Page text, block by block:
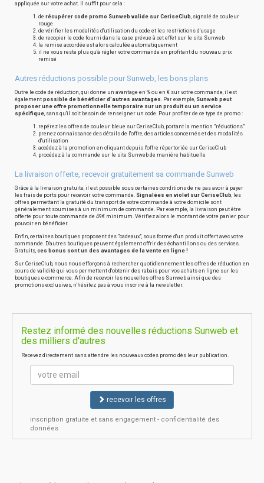
appliquée sur votre achat. Il suffit pour cela :
de récupérer code promo Sunweb valide sur CeriseClub, signalé de couleur
rouge
de vérifier les modalités d'utilisation du code et les restrictions d'usage
de recopier le code fourni dans la case prévue à cet effet sur le site Sunweb
la remise accordée est alors calculée automatiquement
il ne vous reste plus qu'à régler votre commande en profitant du nouveau prix
remisé
Autres réductions possible pour Sunweb, les bons plans
Outre le code de réduction, qui donne un avantage en % ou en € sur votre commande, il est
également possible de bénéficier d'autres avantages. Par exemple, Sunweb peut
proposer une offre promotionnelle temporaire sur un produit ou un service
spécifique, sans qu'il soit besoin de renseigner un code. Pour profiter de ce type de promo :
repérez les offres de couleur bleue sur CeriseClub, portant la mention "réductions"
prenez connaissance des détails de l'offre, des articles concernés et des modalités
d'utilisation
accédez à la promotion en cliquant depuis l'offre répertoriée sur CeriseClub
procédez à la commande sur le site Sunweb de manière habituelle
La livraison offerte, recevoir gratuitement sa commande Sunweb
Grâce à la livraison gratuite, il est possible sous certaines conditions de ne pas avoir à payer
les frais de ports pour recevoir votre commande. Signalées en violet sur CeriseClub, les
offres permettant la gratuité du transport de votre commande à votre domicile sont
généralement soumises à un minimum de commande. Par exemple, la livraison peut être
offerte pour toute commande de 49€ minimum. Vérifiez alors le montant de votre panier pour
pouvoir en bénéficier.
Enfin, certaines boutiques proposent des "cadeaux", sous forme d'un produit offert avec votre
commande. D'autres boutiques peuvent également offrir des échantillons ou des services.
Gratuits, ces bonus sont un des avantages de la vente en ligne !
Sur CeriseClub, nous nous efforçons à rechercher quotidiennement les offres de réduction en
cours de validité qui vous permettent d'obtenir des rabais pour vos achats en ligne sur les
boutiques e-commerce. Afin de recevoir les nouvelles offres Sunweb ainsi que des
promotions exclusives, n'hésitez pas à vous inscrire à la newsletter.
Restez informé des nouvelles réductions Sunweb et
des milliers d'autres
Recevez directement sans attendre les nouveaux codes promo dès leur publication.
recevoir les offres
inscription gratuite et sans engagement - confidentialité des
données